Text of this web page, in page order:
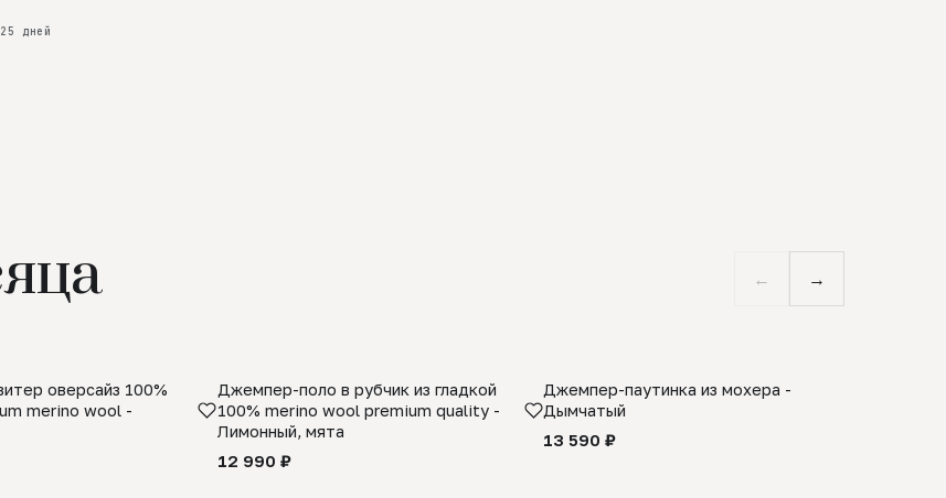
дней
← →
оверсайз 100%
merino wool -
Джемпер-поло в рубчик из гладкой
100% merino wool premium quality -
Лимонный, мята
12 990 ₽
Джемпер-паутинка из мохера -
Дымчатый
13 590 ₽